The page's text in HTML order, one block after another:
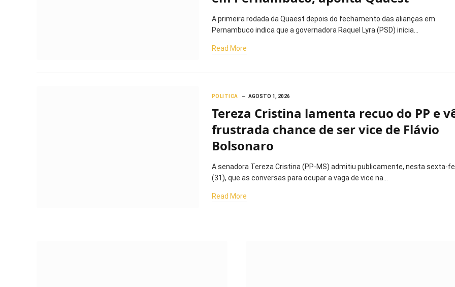
A primeira rodada da Quaest depois do fechamento das alianças em
Pernambuco indica que a governadora Raquel Lyra (PSD) inicia…
Read More
POLITICA AGOSTO 1, 2026
Tereza Cristina lamenta recuo do PP e
frustrada chance de ser vice de Flávio
Bolsonaro
A senadora Tereza Cristina (PP-MS) admitiu publicamente, nesta sexta-
(31), que as conversas para ocupar a vaga de vice na…
Read More